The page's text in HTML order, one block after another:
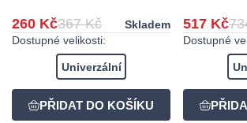
260 Kč367 Kč
Skladem
Dostupné velikosti:
Univerzální
517 Kč
Dostupné